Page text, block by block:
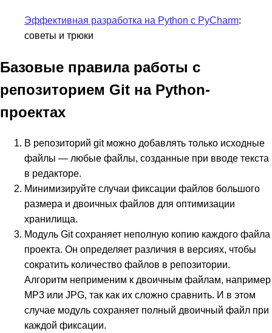
Эффективная разработка на Python с PyCharm:
советы и трюки
Базовые правила работы с
репозиторием Git на Python-
проектах
В репозиторий git можно добавлять только исходные
файлы — любые файлы, созданные при вводе текста
в редакторе.
Минимизируйте случаи фиксации файлов большого
размера и двоичных файлов для оптимизации
хранилища.
Модуль Git сохраняет неполную копию каждого файла
проекта. Он определяет различия в версиях, чтобы
сократить количество файлов в репозитории.
Алгоритм неприменим к двоичным файлам, например
MP3 или JPG, так как их сложно сравнить. И в этом
случае модуль сохраняет полный двоичный файл при
каждой фиксации.